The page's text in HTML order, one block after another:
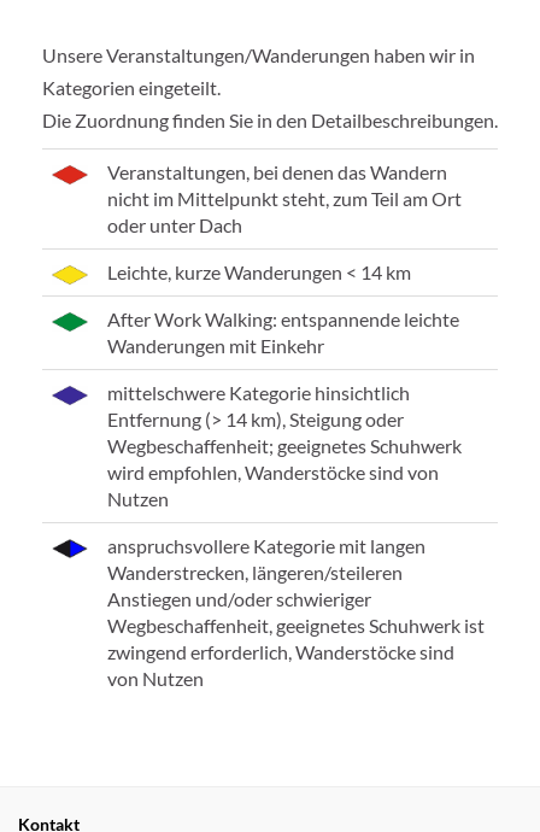
Unsere Veranstaltungen/Wanderungen haben wir in
Kategorien eingeteilt.
Die Zuordnung finden Sie in den Detailbeschreibungen.
Veranstaltungen, bei denen das Wandern
nicht im Mittelpunkt steht, zum Teil am Ort
oder unter Dach
Leichte, kurze Wanderungen < 14 km
After Work Walking: entspannende leichte
Wanderungen mit Einkehr
mittelschwere Kategorie hinsichtlich
Entfernung (> 14 km), Steigung oder
Wegbeschaffenheit; geeignetes Schuhwerk
wird empfohlen, Wanderstöcke sind von
Nutzen
anspruchsvollere Kategorie mit langen
Wanderstrecken, längeren/steileren
Anstiegen und/oder schwieriger
Wegbeschaffenheit, geeignetes Schuhwerk ist
zwingend erforderlich, Wanderstöcke sind
von Nutzen
Kontakt